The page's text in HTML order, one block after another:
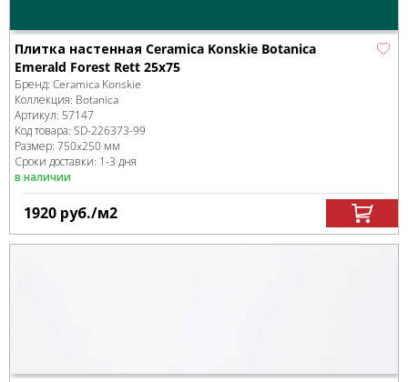
Плитка настенная Ceramica Konskie Botanica
Emerald Forest Rett 25x75
Бренд: Ceramica Konskie
Коллекция: Botanica
Артикул: 57147
Код товара: SD-226373-99
Размер: 750x250 мм
Сроки доставки: 1-3 дня
в наличии
1920 руб./м2